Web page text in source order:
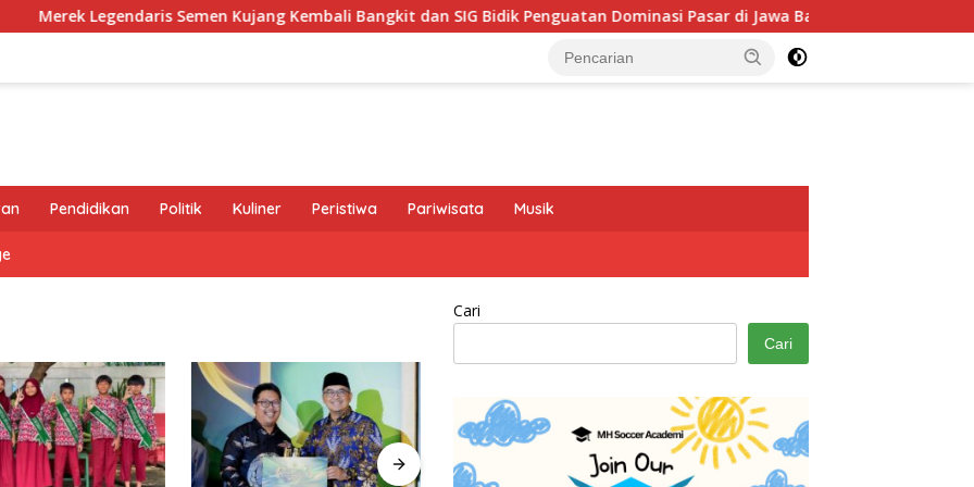
Legendaris Semen Kujang Kembali Bangkit dan SIG Bidik Penguatan Dominasi Pasar di Jawa Barat
Pendidikan Politik Kuliner Peristiwa Pariwisata Musik
Cari
Cari